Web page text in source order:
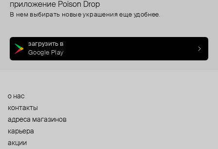
приложение Poison Drop
В нем выбирать новые украшения еще удобнее.
загрузить в
Google Play
о нас
контакты
адреса магазинов
карьера
акции